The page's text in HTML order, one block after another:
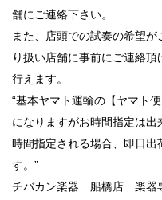
舗にご連絡下さい。
また、店頭での試奏の希望
り扱い店舗に事前にご連絡
行えます。
“基本ヤマト運輸の【ヤマト
になりますがお時間指定は出
時間指定される場合、即日出
す。”
チバカン楽器 船橋店 楽器